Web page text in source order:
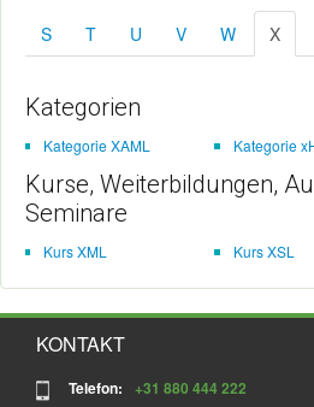
S
T U V W X
Kategorien
Kategorie XAML Kategorie
Kurse, Weiterbildungen,
Seminare
Kurs XML Kurs XSL
KONTAKT
Telefon:
+31 880 444 222